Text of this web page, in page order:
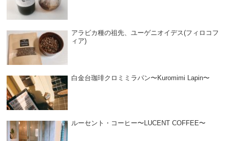
アラビカ種の祖先、ユーゲニオイデス(フィロコフ
ィア)
白金台珈琲クロミミラパン〜Kuromimi Lapin〜
ルーセント・コーヒー〜LUCENT COFFEE〜